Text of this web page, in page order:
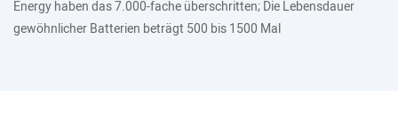
Energy haben das 7.000-fache überschritten; Die Lebensdauer
gewöhnlicher Batterien beträgt 500 bis 1500 Mal